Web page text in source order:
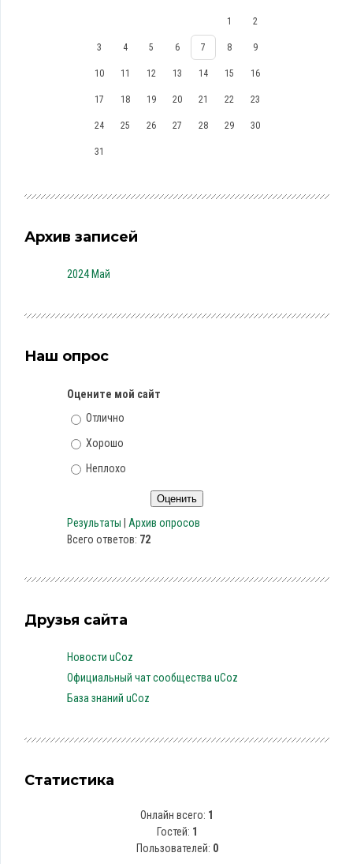
1 2
3 4 5 6 7 8 9
10 11 12 13 14 15 16
17 18 19 20 21 22 23
24 25 26 27 28 29 30
31
Архив записей
2024 Май
Наш опрос
Оцените мой сайт
Отлично
Хорошо
Неплохо
Результаты
Архив опросов
Всего ответов: 72
Друзья сайта
Новости uCoz
Официальный чат сообщества uCoz
База знаний uCoz
Статистика
Онлайн всего: 1
Гостей: 1
Пользователей: 0